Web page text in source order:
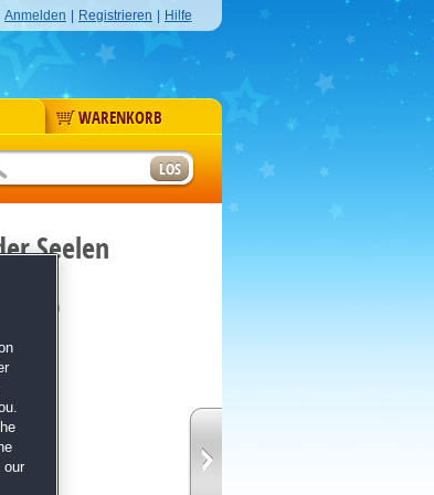
Anmelden Registrieren Hilfe
WARENKORB
Seelen
Edition
our